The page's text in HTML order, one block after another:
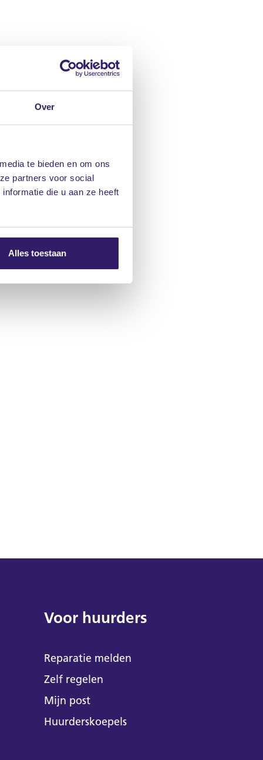
Over
te bieden en om ons
partners voor social
die u aan ze heeft
Alles toestaan
Voor huurders
Reparatie melden
Zelf regelen
Mijn post
Huurderskoepels